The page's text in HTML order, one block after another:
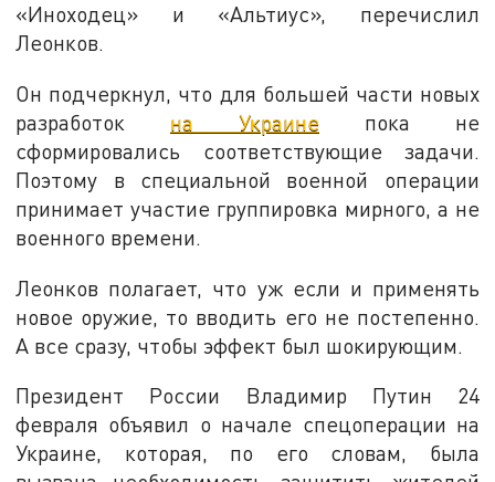
«Иноходец» и «Альтиус», перечислил
Леонков.
Он подчеркнул, что для большей части новых
разработок на Украине пока не
сформировались соответствующие задачи.
Поэтому в специальной военной операции
принимает участие группировка мирного, а не
военного времени.
Леонков полагает, что уж если и применять
новое оружие, то вводить его не постепенно.
А все сразу, чтобы эффект был шокирующим.
Президент России Владимир Путин 24
февраля объявил о начале спецоперации на
Украине, которая, по его словам, была